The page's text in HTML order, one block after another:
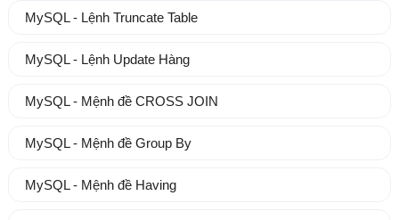
MySQL - Lệnh Truncate Table
MySQL - Lệnh Update Hàng
MySQL - Mệnh đề CROSS JOIN
MySQL - Mệnh đề Group By
MySQL - Mệnh đề Having